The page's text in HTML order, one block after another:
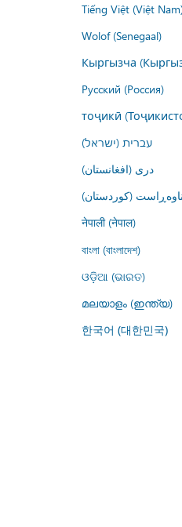
Tiếng Việt (Việt
Wolof (Senegaal)
Кыргызча
Русский (Россия)
тоҷикӣ
עברית (ישראל)
درى (افغانستان)
(کوردستان)
नेपाली (नेपाल)
বাংলা (বাংলাদেশ)
ଓଡ଼ିଆ (ଭାରତ)
മലയാളം (ഇന്ത്യ)
한국어 (대한민국)